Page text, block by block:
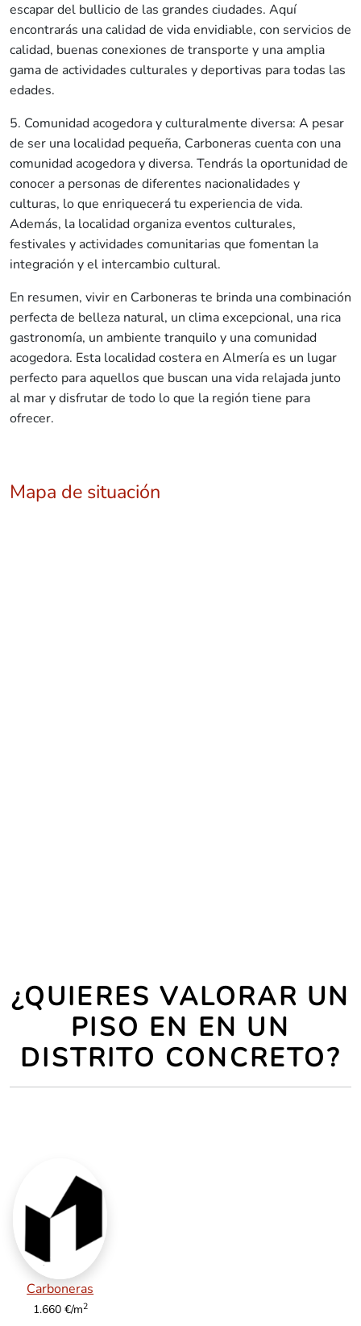
escapar del bullicio de las grandes ciudades. Aquí
encontrarás una calidad de vida envidiable, con servicios de
calidad, buenas conexiones de transporte y una amplia
gama de actividades culturales y deportivas para todas las
edades.
5. Comunidad acogedora y culturalmente diversa: A pesar
de ser una localidad pequeña, Carboneras cuenta con una
comunidad acogedora y diversa. Tendrás la oportunidad de
conocer a personas de diferentes nacionalidades y
culturas, lo que enriquecerá tu experiencia de vida.
Además, la localidad organiza eventos culturales,
festivales y actividades comunitarias que fomentan la
integración y el intercambio cultural.
En resumen, vivir en Carboneras te brinda una combinación
perfecta de belleza natural, un clima excepcional, una rica
gastronomía, un ambiente tranquilo y una comunidad
acogedora. Esta localidad costera en Almería es un lugar
perfecto para aquellos que buscan una vida relajada junto
al mar y disfrutar de todo lo que la región tiene para
ofrecer.
Mapa de situación
¿QUIERES VALORAR UN
PISO EN EN UN
DISTRITO CONCRETO?
Carboneras
1.660 €/m2